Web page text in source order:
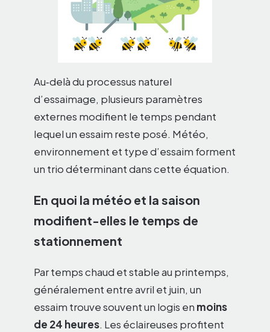
Au‑delà du processus naturel
d’essaimage, plusieurs paramètres
externes modifient le temps pendant
lequel un essaim reste posé. Météo,
environnement et type d’essaim forment
un trio déterminant dans cette équation.
En quoi la météo et la saison
modifient-elles le temps de
stationnement
Par temps chaud et stable au printemps,
généralement entre avril et juin, un
essaim trouve souvent un logis en moins
de 24 heures. Les éclaireuses profitent